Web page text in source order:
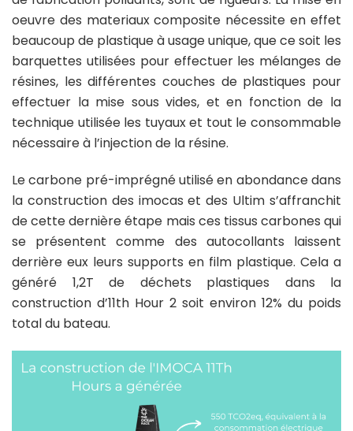
oeuvre des materiaux composite nécessite en effet
beaucoup de plastique à usage unique, que ce soit les
barquettes utilisées pour effectuer les mélanges de
résines, les différentes couches de plastiques pour
effectuer la mise sous vides, et en fonction de la
technique utilisée les tuyaux et tout le consommable
nécessaire à l’injection de la résine.
Le carbone pré-imprégné utilisé en abondance dans
la construction des imocas et des Ultim s’affranchit
de cette dernière étape mais ces tissus carbones qui
se présentent comme des autocollants laissent
derrière eux leurs supports en film plastique. Cela a
généré 1,2T de déchets plastiques dans la
construction d’11th Hour 2 soit environ 12% du poids
total du bateau.